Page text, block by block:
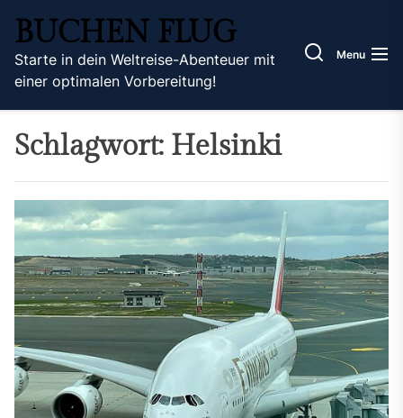
the
content
BUCHEN FLUG
Starte in dein Weltreise-Abenteuer mit
einer optimalen Vorbereitung!
Menu
Schlagwort: Helsinki